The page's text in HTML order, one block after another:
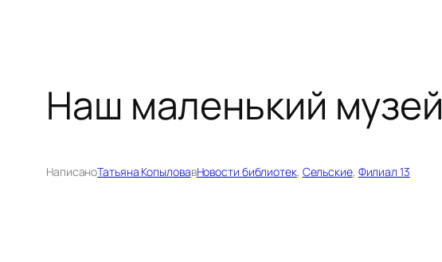
Наш маленький музей
НаписаноТатьяна КопыловавНовости библиотек, Сельские, Филиал 13